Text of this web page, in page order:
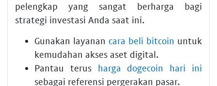
pelengkap yang sangat berharga bagi
strategi investasi Anda saat ini.
Gunakan layanan cara beli bitcoin untuk
kemudahan akses aset digital.
Pantau terus harga dogecoin hari ini
sebagai referensi pergerakan pasar.